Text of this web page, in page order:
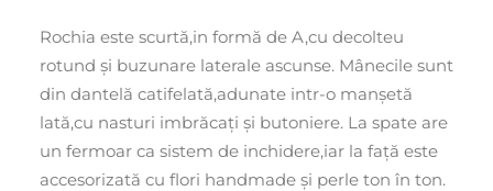
Rochia este scurtă,in formă de A,cu decolteu
rotund și buzunare laterale ascunse. Mânecile sunt
din dantelă catifelată,adunate intr-o manșetă
lată,cu nasturi imbrăcați și butoniere. La spate are
un fermoar ca sistem de inchidere,iar la față este
accesorizată cu flori handmade și perle ton în ton.